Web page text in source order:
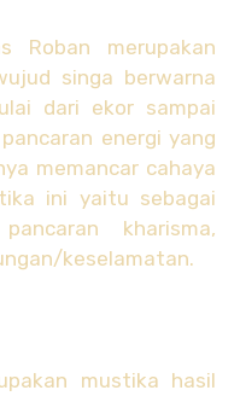
Roban merupakan
singa berwarna
dari ekor sampai
energi yang
memancar cahaya
ini yaitu sebagai
kharisma,
keselamatan.
mustika hasil